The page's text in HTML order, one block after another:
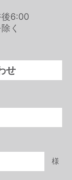
6:00
く
せ
様